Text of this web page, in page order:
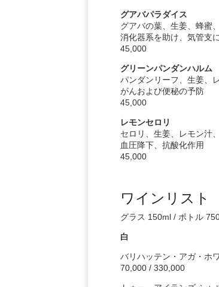
グアバパラダイス
グアバの葉、生姜、蜂蜜
消化器系を助け、気管支
45,000
グリーンパンダンハルム
パンダンリーフ、生姜、
がんおよび便秘の予防
45,000
レモンセロリ
セロリ、生姜、レモン汁
血圧降下、抗酸化作用
45,000
ワインリスト
グラス 150ml / ボトル
白
バリハッテン・アガ・ホ
70,000 / 330,000